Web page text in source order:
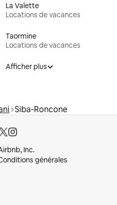
La Valette
Locations de vacances
Taormine
Locations de vacances
Afficher plus
Siba-Roncone
Inc.
générales